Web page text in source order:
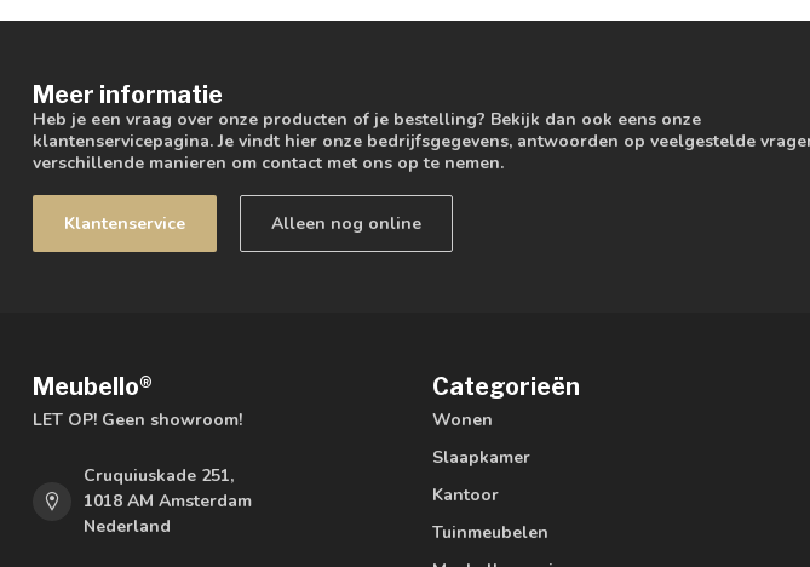
Meer informatie
Heb je een vraag over onze producten of je bestelling? Bekijk dan ook eens onze
klantenservicepagina. Je vindt hier onze bedrijfsgegevens, antwoorden op veelgestelde
verschillende manieren om contact met ons op te nemen.
Klantenservice Alleen nog online
Meubello®
LET OP! Geen showroom!
Cruquiuskade 251,
1018 AM Amsterdam
Nederland
Categorieën
Wonen
Slaapkamer
Kantoor
Tuinmeubelen